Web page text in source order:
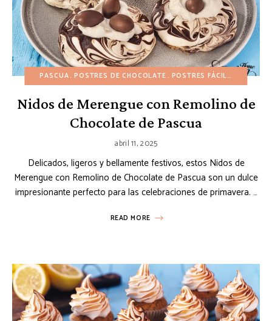
PASCUA POSTRES DE CHOCOLATE POSTRES FÁCILES
Nidos de Merengue con Remolino de
Chocolate de Pascua
abril 11, 2025
Delicados, ligeros y bellamente festivos, estos Nidos de
Merengue con Remolino de Chocolate de Pascua son un dulce
impresionante perfecto para las celebraciones de primavera. …
READ MORE